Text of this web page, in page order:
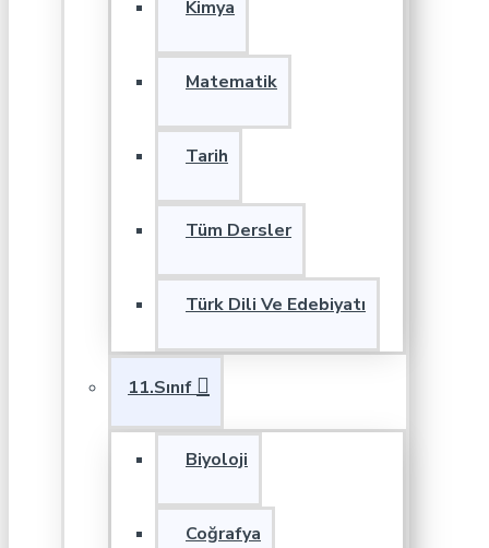
Kimya
Matematik
Tarih
Tüm Dersler
Türk Dili Ve Edebiyatı
11.Sınıf
Biyoloji
Coğrafya